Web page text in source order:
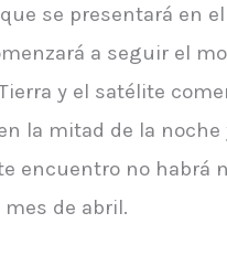
se presentará en
a seguir el
Tierra y el satélite
la mitad de la
encuentro no habrá
de abril.